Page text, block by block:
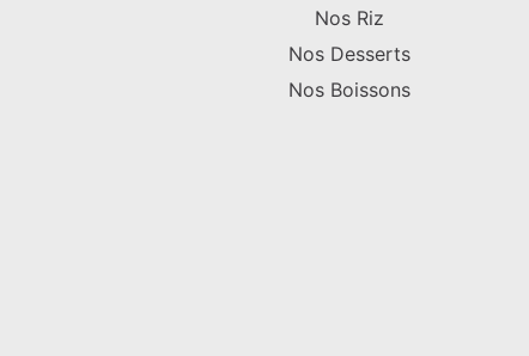
Nos Riz
Nos Desserts
Nos Boissons